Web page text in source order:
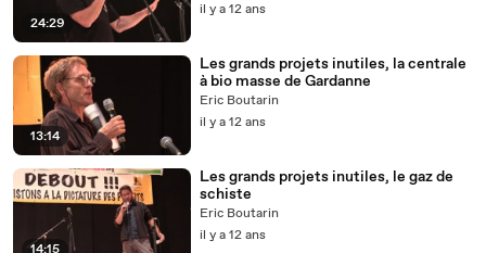
24:29
il y a 12 ans
13:14
Les grands projets inutiles, la centrale
à bio masse de Gardanne
Eric Boutarin
il y a 12 ans
Les grands projets inutiles, le gaz de
schiste
Eric Boutarin
il y a 12 ans